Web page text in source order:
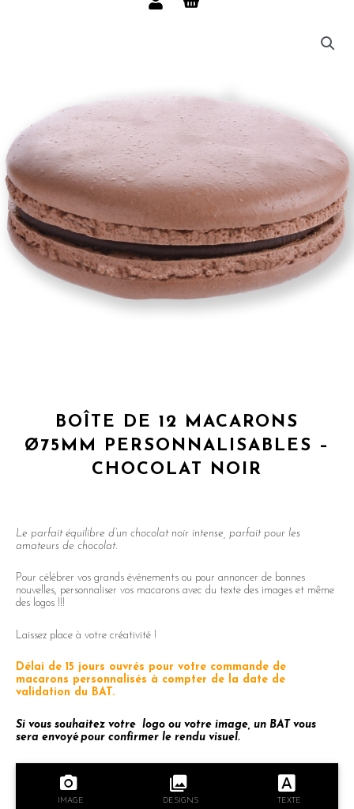
BOÎTE DE 12 MACARONS
Ø75MM PERSONNALISABLES –
CHOCOLAT NOIR
Le parfait équilibre d’un chocolat noir intense, parfait pour les
amateurs de chocolat.
Pour célébrer vos grands événements ou pour annoncer de bonnes
nouvelles, personnaliser vos macarons avec du texte des images et même
des logos !!!
Laissez place à votre créativité !
Délai de 15 jours ouvrés pour votre commande de
macarons personnalisés à compter de la date de
validation du BAT.
Si vous souhaitez votre logo ou votre image, un BAT vous
sera envoyé pour confirmer le rendu visuel.
IMAGE DESIGNS TEXTE